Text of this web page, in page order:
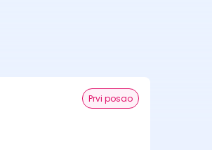
Prvi posao